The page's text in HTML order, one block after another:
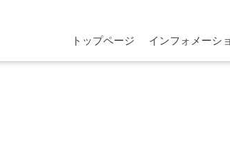
トップページ インフォメーシ